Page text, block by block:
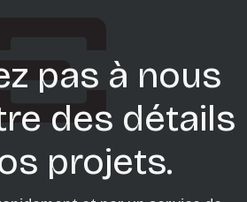
pas à nous
des détails
projets.